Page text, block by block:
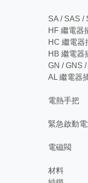
SA / SAS /
HF 繼電器
HC 繼電器
HB 繼電器
GN / GNS
AL 繼電器
電熱手把
緊急啟動
電磁閥
材料